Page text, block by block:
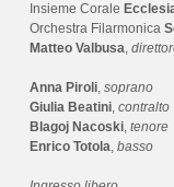
Insieme Corale
Orchestra Filarmonica
Matteo Valbusa,
Anna Piroli, soprano
Giulia Beatini, contralto
Blagoj Nacoski, tenore
Enrico Totola, basso